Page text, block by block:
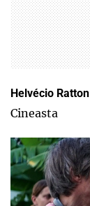
Helvécio Ratton
Cineasta